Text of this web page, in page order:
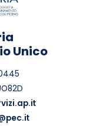
Unico